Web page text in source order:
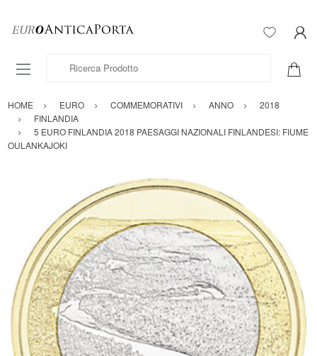
Ricerca Prodotto
HOME EURO COMMEMORATIVI ANNO
2018
FINLANDIA
5 EURO FINLANDIA 2018 PAESAGGI NAZIONALI FINLANDESI: FIUME
OULANKAJOKI